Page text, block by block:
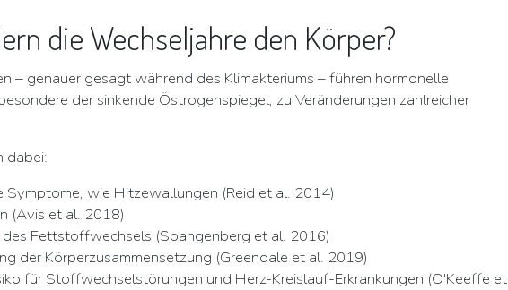
die Wechseljahre den Körper?
– genauer gesagt während des Klimakteriums – führen hormonelle
der sinkende Östrogenspiegel, zu Veränderungen zahlreicher
dabei:
Symptome, wie Hitzewallungen (Reid et al. 2014)
(Avis et al. 2018)
des Fettstoffwechsels (Spangenberg et al. 2016)
der Körperzusammensetzung (Greendale et al. 2019)
für Stoffwechselstörungen und Herz-Kreislauf-Erkrankungen (O'Keeffe et